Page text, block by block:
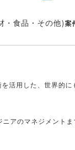
・食品・その他)案
活用した、世界的に
アのマネジメントま